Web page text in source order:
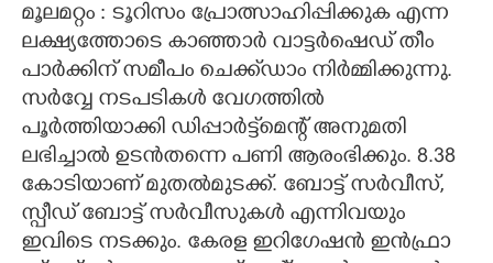
CONTACT US
മൂലമറ്റം : ടൂറിസം പ്രോത്സാഹിപ്പിക്കുക എന്ന
ലക്ഷ്യത്തോടെ കാഞ്ഞാർ വാട്ടർഷെഡ് തീം
പാർക്കിന് സമീപം ചെക്ക്ഡാം നിർമ്മിക്കുന്നു.
സർവ്വേ നടപടികൾ വേഗത്തിൽ
പൂർത്തിയാക്കി ഡിപ്പാർട്ട്‌മെന്റ് അനുമതി
ലഭിച്ചാൽ ഉടൻതന്നെ പണി ആരംഭിക്കും. 8.38
കോടിയാണ് മുതൽമുടക്ക്. ബോട്ട് സർവീസ്,
സ്പീഡ് ബോട്ട് സർവീസുകൾ എന്നിവയും
ഇവിടെ നടക്കും. കേരള ഇറിഗേഷൻ ഇൻഫ്രാ